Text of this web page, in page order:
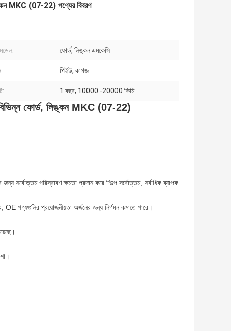
MKC (07-22) পণ্যের বিবরণ
ফোর্ড, লিঙ্কন এমকেসি
পিইউ, কাগজ
1 বছর, 10000 -20000 কিমি
ফোর্ড, লিঙ্কন MKC (07-22)
সর্বোত্তম পরিস্রাবণ ক্ষমতা প্রদান করে শিল্পে সর্বোত্তম, সর্বাধিক ব্যাপক
OE পণ্যগুলির প্রয়োজনীয়তা অর্জনের জন্য নির্গমন কমাতে পারে।